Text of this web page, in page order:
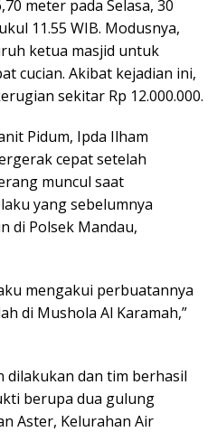
meter pada Selasa, 30
11.55 WIB. Modusnya,
ketua masjid untuk
cucian. Akibat kejadian ini,
sekitar Rp 12.000.000.
Pidum, Ipda Ilham
cepat setelah
muncul saat
yang sebelumnya
di Polsek Mandau,
mengakui perbuatannya
di Mushola Al Karamah,”
dilakukan dan tim berhasil
berupa dua gulung
Aster, Kelurahan Air